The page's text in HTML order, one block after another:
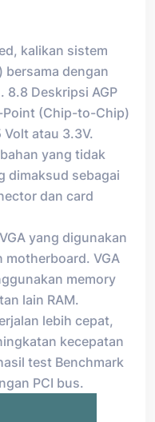
kalikan sistem
bersama dengan
8.8 Deskripsi AGP
Point (Chip-to-Chip)
atau 3.3V.
yang tidak
dimaksud sebagai
dan card
yang digunakan
motherboard. VGA
memory
lain RAM.
lebih cepat,
kecepatan
test Benchmark
PCI bus.